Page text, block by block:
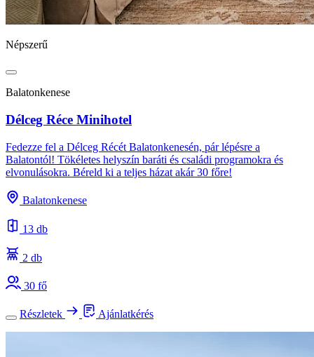
Népszerű
Balatonkenese
Délceg Réce Minihotel
Fedezze fel a Délceg Récét Balatonkenesén, pár lépésre a
Balatontól! Tökéletes helyszín baráti és családi programokra és
elvonulásokra. Béreld ki a teljes házat akár 30 főre!
Balatonkenese
13 db
2 db
30 fő
Részletek Ajánlatkérés